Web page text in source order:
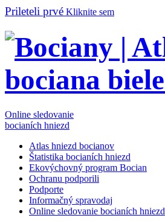
Prileteli prvé Kliknite sem
Online sledovanie
bocianích hniezd
Atlas hniezd bocianov
Štatistika bocianích hniezd
Ekovýchovný program Bocian
Ochranu podporili
Podporte
Informačný spravodaj
Online sledovanie bocianích hniezd